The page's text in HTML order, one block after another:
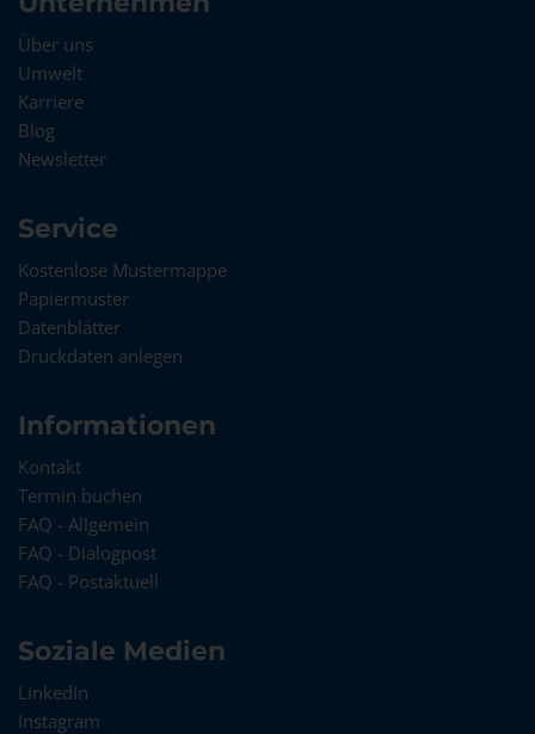
Über uns
Umwelt
Karriere
Blog
Newsletter
Service
Kostenlose Mustermappe
Papiermuster
Datenblätter
Druckdaten anlegen
Informationen
Kontakt
Termin buchen
FAQ - Allgemein
FAQ - Dialogpost
FAQ - Postaktuell
Soziale Medien
LinkedIn
Instagram